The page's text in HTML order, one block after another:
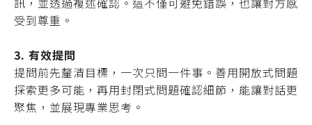
受到尊重。
3. 有效提問
提問前先釐清目標，一次只問一件事。善用開放式問題
探索更多可能，再用封閉式問題確認細節，能讓對話更
聚焦，並展現專業思考。